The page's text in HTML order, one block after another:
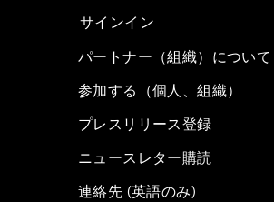
サインイン
パートナー（組織）について
参加する（個人、組織）
プレスリリース登録
ニュースレター購読
連絡先 (英語のみ)